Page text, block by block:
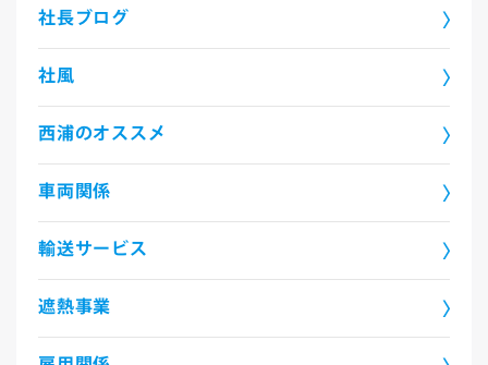
社長ブログ
社風
西浦のオススメ
車両関係
輸送サービス
遮熱事業